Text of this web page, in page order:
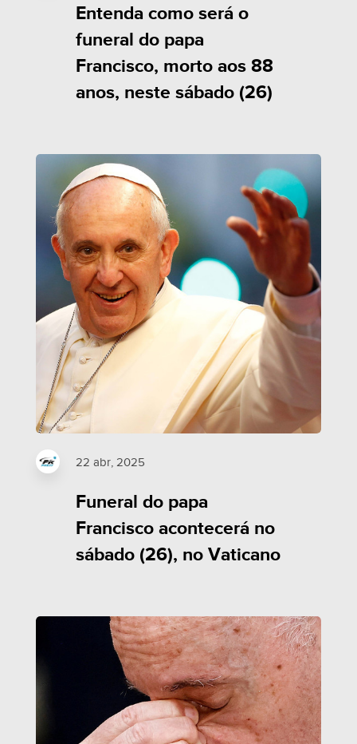
Entenda como será o
funeral do papa
Francisco, morto aos 88
anos, neste sábado (26)
22 abr, 2025
Funeral do papa
Francisco acontecerá no
sábado (26), no Vaticano